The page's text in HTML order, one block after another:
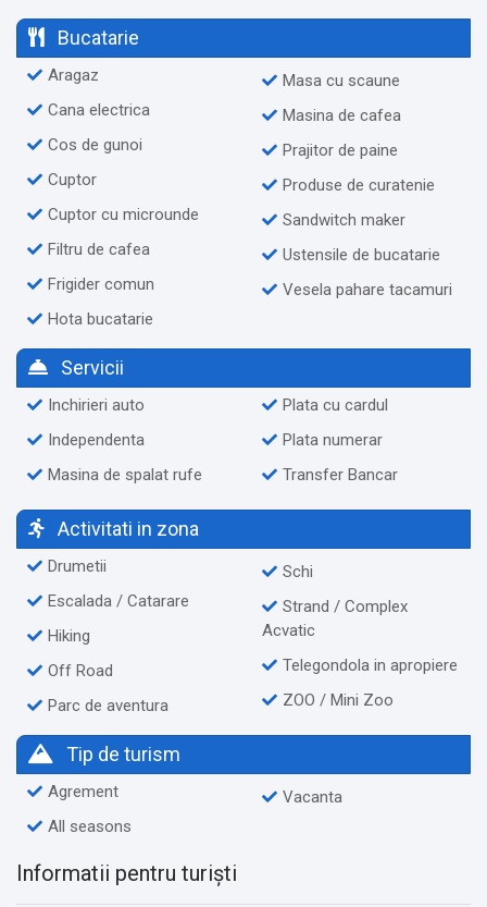
Bucatarie
Aragaz
Cana electrica
Cos de gunoi
Cuptor
Cuptor cu microunde
Filtru de cafea
Frigider comun
Hota bucatarie
Masa cu scaune
Masina de cafea
Prajitor de paine
Produse de curatenie
Sandwitch maker
Ustensile de bucatarie
Vesela pahare tacamuri
Servicii
Inchirieri auto
Independenta
Masina de spalat rufe
Plata cu cardul
Plata numerar
Transfer Bancar
Activitati in zona
Drumetii
Escalada / Catarare
Hiking
Off Road
Parc de aventura
Schi
Strand / Complex
Acvatic
Telegondola in apropiere
ZOO / Mini Zoo
Tip de turism
Agrement
All seasons
Vacanta
Informatii pentru turiști